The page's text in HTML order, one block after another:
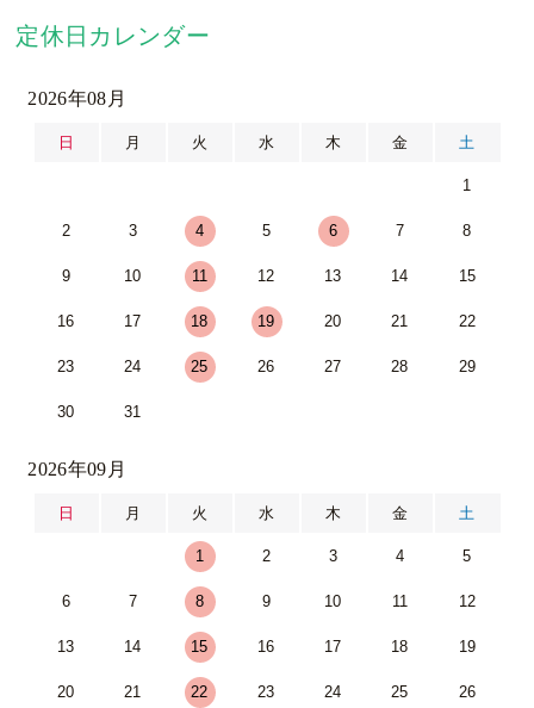
定休日カレンダー
2026年08月
日 月 火 水 木 金 土
1
2 3 4 5 6 7 8
9 10 11 12 13 14 15
16 17 18 19 20 21 22
23 24 25 26 27 28 29
30 31
2026年09月
日 月 火 水 木 金 土
1 2 3 4 5
6 7 8 9 10 11 12
13 14 15 16 17 18 19
20 21 22 23 24 25 26